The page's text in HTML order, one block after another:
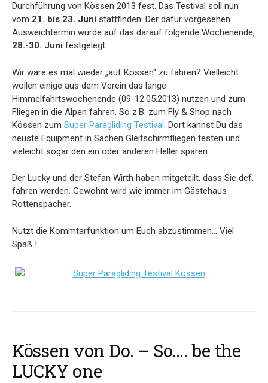
Durchführung von Kössen 2013 fest. Das Testival soll nun
vom 21. bis 23. Juni stattfinden. Der dafür vorgesehen
Ausweichtermin wurde auf das darauf folgende Wochenende,
28.-30. Juni festgelegt.
Wir wäre es mal wieder „auf Kössen“ zu fahren? Vielleicht
wollen einige aus dem Verein das lange
Himmelfahrtswochenende (09-12.05.2013) nutzen und zum
Fliegen in die Alpen fahren. So z.B. zum Fly & Shop nach
Kössen zum Super Paragliding Testival . Dort kannst Du das
neuste Equipment in Sachen Gleitschirmfliegen testen und
vieleicht sogar den ein oder anderen Heller sparen.
Der Lucky und der Stefan Wirth haben mitgeteilt, dass Sie def.
fahren werden. Gewohnt wird wie immer im Gästehaus
Rottenspacher.
Nutzt die Kommtarfunktion um Euch abzustimmen… Viel
Spaß !
Kössen von Do. – So…. be the
LUCKY one